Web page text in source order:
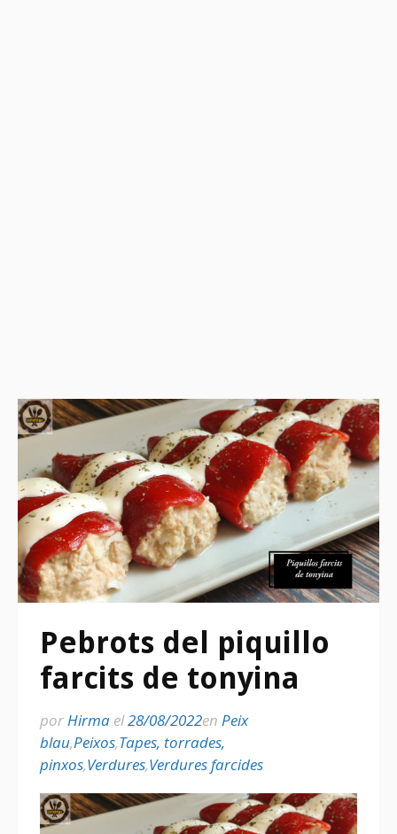
Pebrots del piquillo
farcits de tonyina
por Hirma el28/08/2022en Peix
blau,Peixos,Tapes, torrades,
pinxos,Verdures,Verdures farcides